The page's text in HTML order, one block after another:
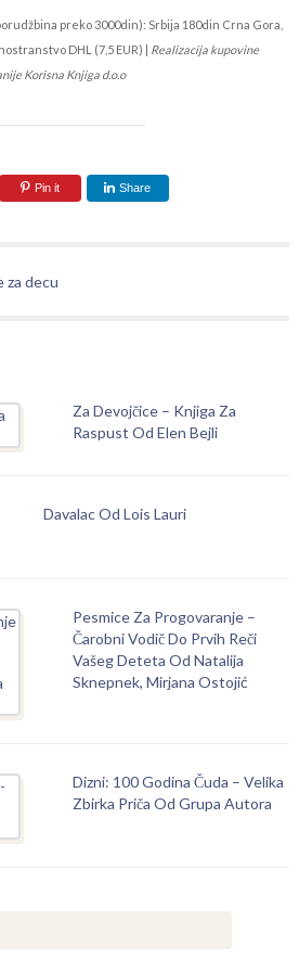
preko 3000din): Srbija 180din Crna Gora,
DHL (7,5 EUR) | Realizacija kupovine
Korisna Knjiga d.o.o
Pin it Share
za decu
Za Devojčice – Knjiga Za
Raspust Od Elen Bejli
Davalac Od Lois Lauri
Pesmice Za Progovaranje –
Čarobni Vodič Do Prvih Reči
Vašeg Deteta Od Natalija
Sknepnek, Mirjana Ostojić
Dizni: 100 Godina Čuda – Velika
Zbirka Priča Od Grupa Autora